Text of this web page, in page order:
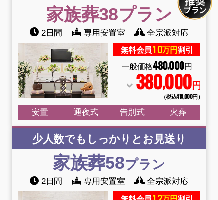
家族葬38プラン
2日間 専用安置室 全宗派対応
無料会員10万円割引
一般価格480,000円
380,000円
（税込418,000円）
安置 通夜式 告別式 火葬
少人数でもしっかりとお見送り
家族葬58プラン
2日間 専用安置室 全宗派対応